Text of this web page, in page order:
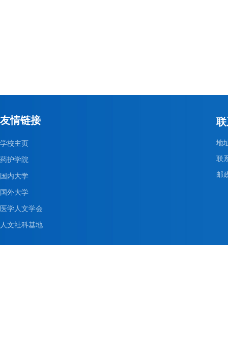
友情链接
学校主页
药护学院
国内大学
国外大学
医学人文学会
人文社科基地
地
联
邮